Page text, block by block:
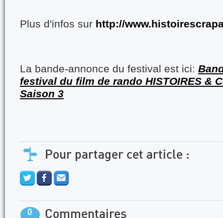
Plus d'infos sur http://
La bande-annonce du festival est ici:
festival du film de rando HISTOIRES &
Saison 3
Pour partager cet article :
0 Commentaires